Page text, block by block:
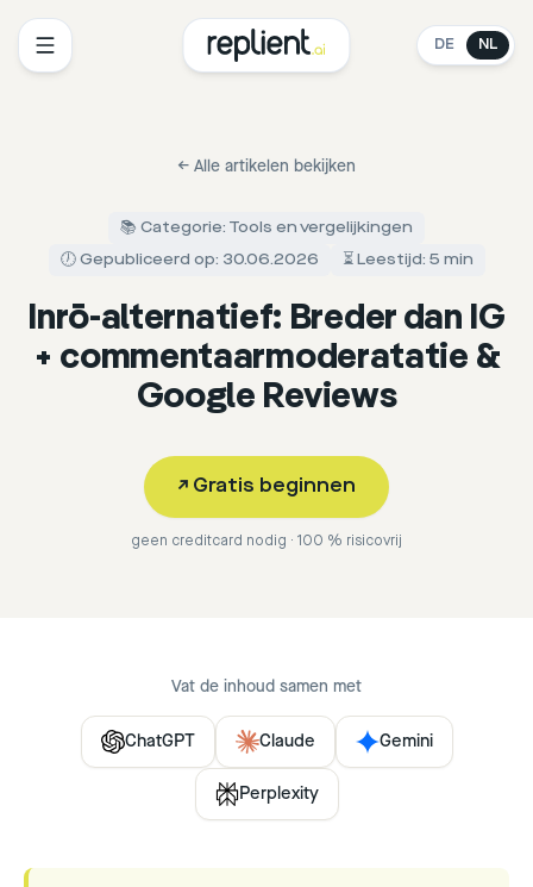
DE NL
← Alle artikelen bekijken
📚 Categorie: Tools en vergelijkingen
🕖 Gepubliceerd op: 30.06.2026
⏳ Leestijd: 5 min
Inrō-alternatief: Breder dan IG
+ commentaarmoderatatie &
Google Reviews
↗ Gratis beginnen
geen creditcard nodig · 100 % risicovrij
Vat de inhoud samen met
ChatGPT Claude Gemini
Perplexity